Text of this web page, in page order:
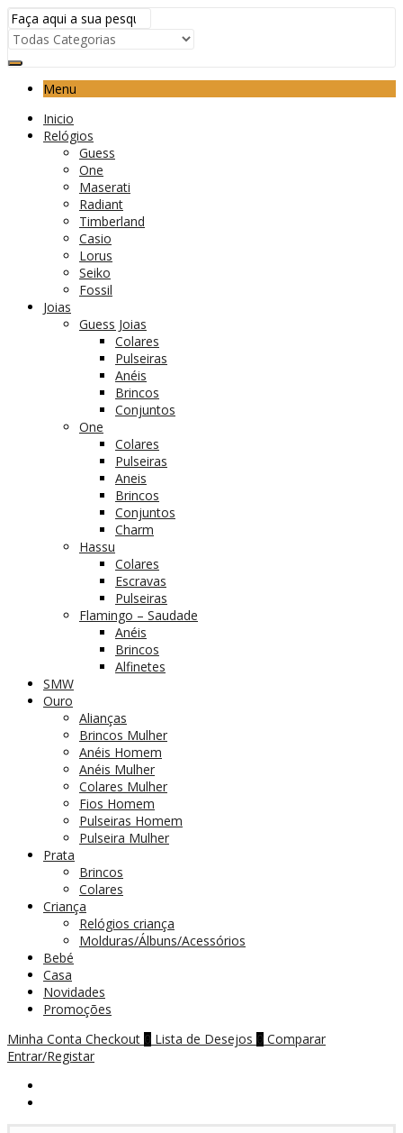
Menu
Inicio
Relógios
Guess
One
Maserati
Radiant
Timberland
Casio
Lorus
Seiko
Fossil
Joias
Guess Joias
Colares
Pulseiras
Anéis
Brincos
Conjuntos
One
Colares
Pulseiras
Aneis
Brincos
Conjuntos
Charm
Hassu
Colares
Escravas
Pulseiras
Flamingo – Saudade
Anéis
Brincos
Alfinetes
SMW
Ouro
Alianças
Brincos Mulher
Anéis Homem
Anéis Mulher
Colares Mulher
Fios Homem
Pulseiras Homem
Pulseira Mulher
Prata
Brincos
Colares
Criança
Relógios criança
Molduras/Álbuns/Acessórios
Bebé
Casa
Novidades
Promoções
Minha Conta Checkout 0 Lista de Desejos 0 Comparar
Entrar/Registar